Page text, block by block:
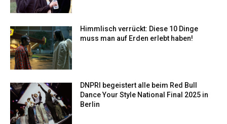
Himmlisch verrückt: Diese 10 Dinge
muss man auf Erden erlebt haben!
DNPRI begeistert alle beim Red Bull
Dance Your Style National Final 2025 in
Berlin